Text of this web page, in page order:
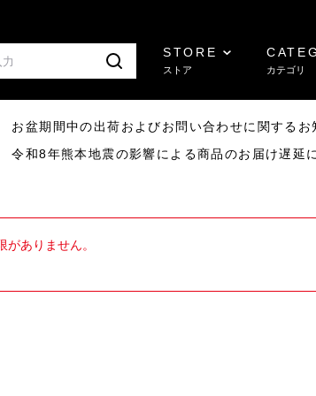
STORE
ストア カテゴリ
盆期間中の出荷およびお問い合わせに関するお
和8年熊本地震の影響による商品のお届け遅延
ありません。